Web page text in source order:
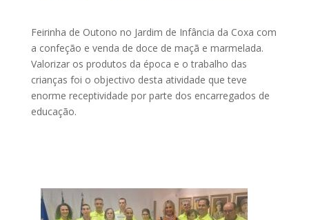
Feirinha de Outono no Jardim de Infância da Coxa com
a confeção e venda de doce de maçã e marmelada.
Valorizar os produtos da época e o trabalho das
crianças foi o objectivo desta atividade que teve
enorme receptividade por parte dos encarregados de
educação.